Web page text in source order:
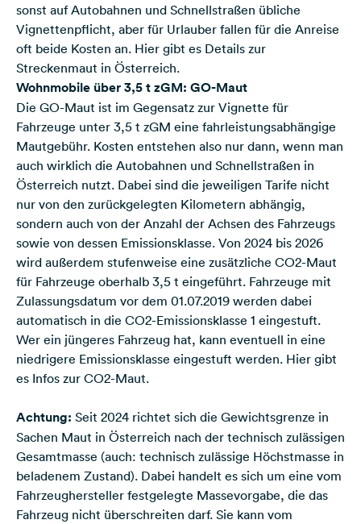
sonst auf Autobahnen und Schnellstraßen übliche
Vignettenpflicht, aber für Urlauber fallen für die Anreise
oft beide Kosten an. Hier gibt es Details zur
Streckenmaut in Österreich.
Wohnmobile über 3,5 t zGM: GO-Maut
Die GO-Maut ist im Gegensatz zur Vignette für
Fahrzeuge unter 3,5 t zGM eine fahrleistungsabhängige
Mautgebühr. Kosten entstehen also nur dann, wenn man
auch wirklich die Autobahnen und Schnellstraßen in
Österreich nutzt. Dabei sind die jeweiligen Tarife nicht
nur von den zurückgelegten Kilometern abhängig,
sondern auch von der Anzahl der Achsen des Fahrzeugs
sowie von dessen Emissionsklasse. Von 2024 bis 2026
wird außerdem stufenweise eine zusätzliche CO2-Maut
für Fahrzeuge oberhalb 3,5 t eingeführt. Fahrzeuge mit
Zulassungsdatum vor dem 01.07.2019 werden dabei
automatisch in die CO2-Emissionsklasse 1 eingestuft.
Wer ein jüngeres Fahrzeug hat, kann eventuell in eine
niedrigere Emissionsklasse eingestuft werden. Hier gibt
es Infos zur CO2-Maut.
Achtung: Seit 2024 richtet sich die Gewichtsgrenze in
Sachen Maut in Österreich nach der technisch zulässigen
Gesamtmasse (auch: technisch zulässige Höchstmasse in
beladenem Zustand). Dabei handelt es sich um eine vom
Fahrzeughersteller festgelegte Massevorgabe, die das
Fahrzeug nicht überschreiten darf. Sie kann vom